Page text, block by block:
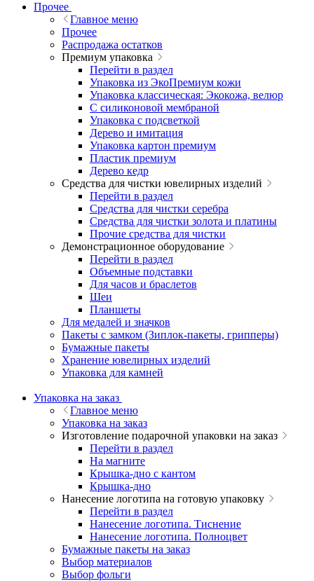
Прочее
Главное меню
Прочее
Распродажа остатков
Премиум упаковка
Перейти в раздел
Упаковка из ЭкоПремиум кожи
Упаковка классическая: Экокожа, велюр
С силиконовой мембраной
Упаковка с подсветкой
Дерево и имитация
Упаковка картон премиум
Пластик премиум
Дерево кедр
Средства для чистки ювелирных изделий
Перейти в раздел
Средства для чистки серебра
Средства для чистки золота и платины
Прочие средства для чистки
Демонстрационное оборудование
Перейти в раздел
Объемные подставки
Для часов и браслетов
Шеи
Планшеты
Для медалей и значков
Пакеты с замком (Зиплок-пакеты, грипперы)
Бумажные пакеты
Хранение ювелирных изделий
Упаковка для камней
Упаковка на заказ
Главное меню
Упаковка на заказ
Изготовление подарочной упаковки на заказ
Перейти в раздел
На магните
Крышка-дно с кантом
Крышка-дно
Нанесение логотипа на готовую упаковку
Перейти в раздел
Нанесение логотипа. Тиснение
Нанесение логотипа. Полноцвет
Бумажные пакеты на заказ
Выбор материалов
Выбор фольги